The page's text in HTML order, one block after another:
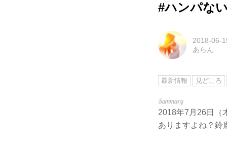
#ハンパな
2018-06-
あらん
最新情報 見どころ
2018年7月26日（
ありますよね？鈴